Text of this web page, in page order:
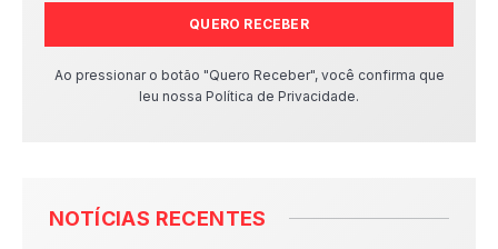
QUERO RECEBER
Ao pressionar o botão "Quero Receber", você confirma que
leu nossa Política de Privacidade.
NOTÍCIAS RECENTES